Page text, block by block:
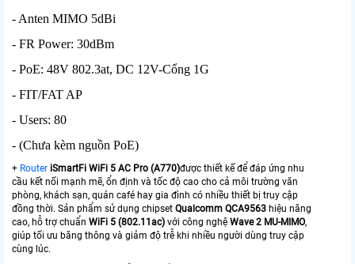
- Anten MIMO 5dBi
- FR Power: 30dBm
- PoE: 48V 802.3at, DC 12V-Cổng 1G
- FIT/FAT AP
- Users: 80
- (Chưa kèm nguồn PoE)
+ Router iSmartFi WiFi 5 AC Pro (A770)được thiết kế để đáp ứng nhu
cầu kết nối mạnh mẽ, ổn định và tốc độ cao cho cả môi trường văn
phòng, khách sạn, quán café hay gia đình có nhiều thiết bị truy cập
đồng thời. Sản phẩm sử dụng chipset Qualcomm QCA9563 hiệu năng
cao, hỗ trợ chuẩn WiFi 5 (802.11ac) với công nghệ Wave 2 MU-MIMO,
giúp tối ưu băng thông và giảm độ trễ khi nhiều người dùng truy cập
cùng lúc.